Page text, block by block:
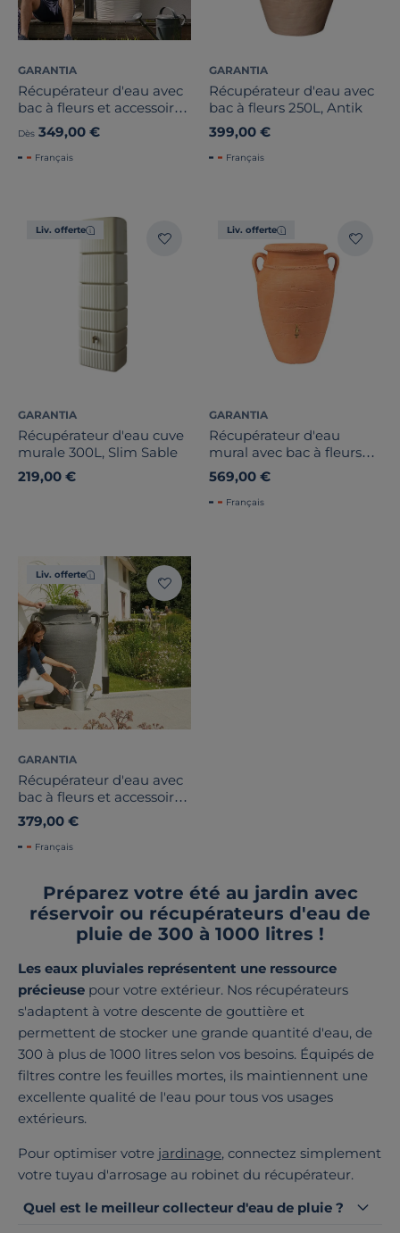
GARANTIA
Récupérateur d'eau avec
bac à fleurs et accessoires
210 L, Natura
Dès 349,00 €
Français
GARANTIA
Récupérateur d'eau avec
bac à fleurs 250L, Antik
399,00 €
Français
Liv. offerte
GARANTIA
Récupérateur d'eau cuve
murale 300L, Slim Sable
219,00 €
Liv. offerte
GARANTIA
Récupérateur d'eau
mural avec bac à fleurs
260L, Antik
569,00 €
Français
Liv. offerte
GARANTIA
Récupérateur d'eau avec
bac à fleurs et accessoires
250 L, Gris Antik
379,00 €
Français
Préparez votre été au jardin avec
réservoir ou récupérateurs d'eau de
pluie de 300 à 1000 litres !
Les eaux pluviales représentent une ressource
précieuse pour votre extérieur. Nos récupérateurs
s'adaptent à votre descente de gouttière et
permettent de stocker une grande quantité d'eau, de
300 à plus de 1000 litres selon vos besoins. Équipés de
filtres contre les feuilles mortes, ils maintiennent une
excellente qualité de l'eau pour tous vos usages
extérieurs.
Pour optimiser votre jardinage, connectez simplement
votre tuyau d'arrosage au robinet du récupérateur.
Quel est le meilleur collecteur d'eau de pluie ?